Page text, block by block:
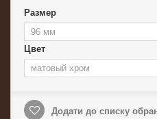
Размер
Цвет
Додати до списку